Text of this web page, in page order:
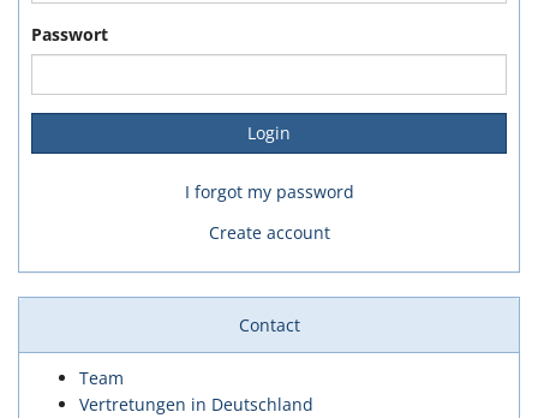
Passwort
I forgot my password
Create account
Contact
Team
Vertretungen in Deutschland